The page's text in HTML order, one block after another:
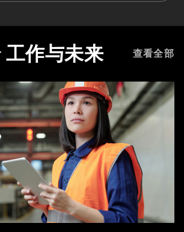
工作与未来 查看全部